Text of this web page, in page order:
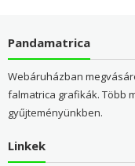
Pandamatrica
Webáruházban
falmatrica grafikák. Több
gyűjteményünkben.
Linkek